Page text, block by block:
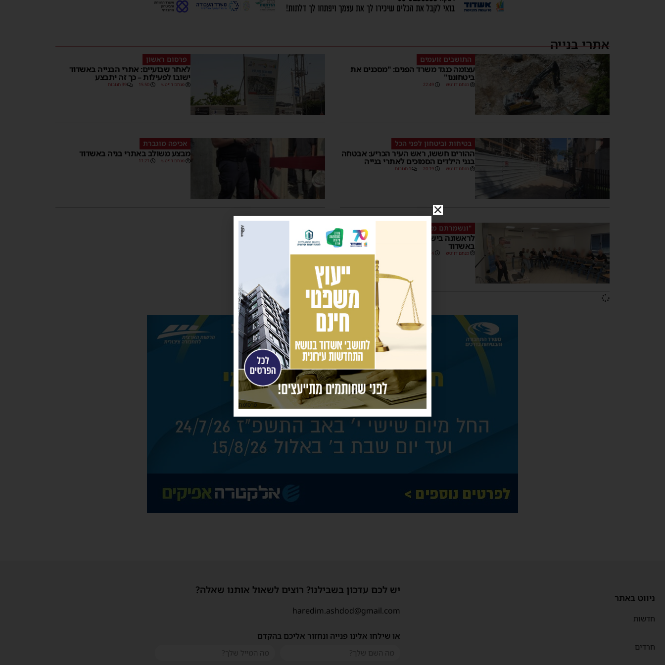
אתרי בנייה
התושבים זועמים
עצומה כנגד משרד הפנים: "מסכנים את
ביטחוננו"
מנחם דויטש 22:49
פרסום ראשון
לאחר שבועיים: אתרי הבנייה באשדוד
ישובו לפעילות – כך זה יתבצע
מנחם דויטש 15:50 39 תגובות
בטיחות וביטחון לפני הכל
ההורים חששו, ראש העיר הכריע: אבטחה
בגני הילדים הסמוכים לאתרי בנייה
מנחם דויטש 20:19 1 תגובות
אכיפה מוגברת
מבצע משולב באתרי בניה באשדוד
מנחם דויטש 11:21
"ונשמרתם מאד לנפשותיכם"
לראשונה בישראל: כנס בטיחות וגיהות
באשדוד
מנחם דויטש 13:14
ניווט באתר
חדשות
חרדים
יש לכם עדכון בשבילנו? רוצים לשאול אותנו שאלה?
haredim.ashdod@gmail.com
או שילחו אלינו פנייה ונחזור אליכם בהקדם
פרסומת